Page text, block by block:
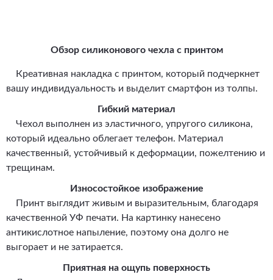
Обзор силиконового чехла с принтом
Креативная накладка с принтом, который подчеркнет
вашу индивидуальность и выделит смартфон из толпы.
Гибкий материал
Чехол выполнен из эластичного, упругого силикона,
который идеально облегает телефон. Материал
качественный, устойчивый к деформации, пожелтению и
трещинам.
Износостойкое изображение
Принт выглядит живым и выразительным, благодаря
качественной УФ печати. На картинку нанесено
антикислотное напыление, поэтому она долго не
выгорает и не затирается.
Приятная на ощупь поверхность